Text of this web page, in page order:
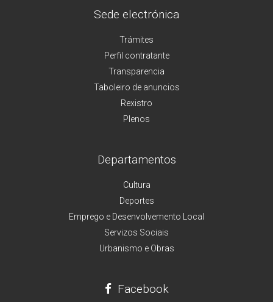
Sede electrónica
Trámites
Perfil contratante
Transparencia
Taboleiro de anuncios
Rexistro
Plenos
Departamentos
Cultura
Deportes
Emprego e Desenvolvemento Local
Servizos Sociais
Urbanismo e Obras
Facebook